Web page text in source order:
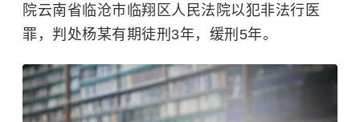
院云南省临沧市临翔区人民法院以犯非法行医
罪，判处杨某有期徒刑3年，缓刑5年。